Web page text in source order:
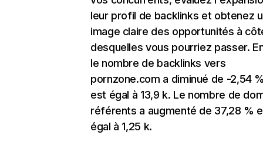
leur profil de backlinks et obtenez
image claire des opportunités à
desquelles vous pourriez passer.
le nombre de backlinks vers
pornzone.com a diminué de -2,54
est égal à 13,9 k. Le nombre de
référents a augmenté de 37,28 %
égal à 1,25 k.